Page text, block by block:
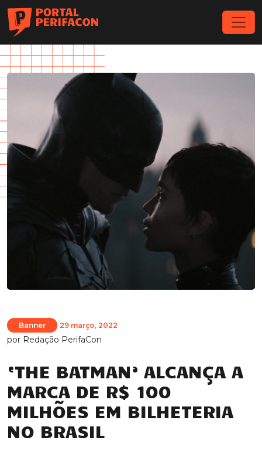
Banner 29 março, 2022
por Redação PerifaCon
‘THE BATMAN’ ALCANÇA A
MARCA DE R$ 100
MILHÕES EM BILHETERIA
NO BRASIL